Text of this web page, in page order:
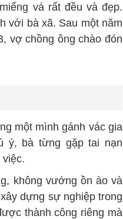
vá rất đều và đẹp.
với bà xã. Sau một năm
vợ chồng ông chào đón
một mình gánh vác gia
ý, bà từng gặp tai nạn
việc.
không vướng ồn ào và
dựng sự nghiệp trong
thành công riêng mà